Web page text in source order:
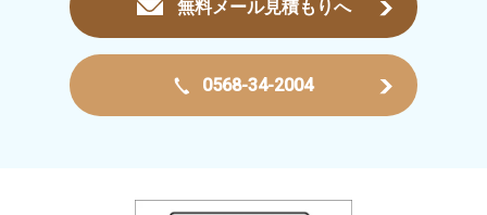
無料メール見積もりへ
0568-34-2004